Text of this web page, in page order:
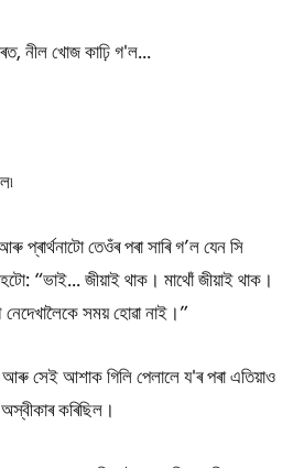
নীল খোজ কাঢ়ি গ'ল...
প্ৰাৰ্থনাটো তেওঁৰ পৰা সাৰি গ’ল যেন সি
“ভাই... জীয়াই থাক। মাথোঁ জীয়াই থাক।
সময় হোৱা নাই।”
আৰু সেই আশাক গিলি পেলালে য'ৰ পৰা এতিয়াও
কৰিছিল।